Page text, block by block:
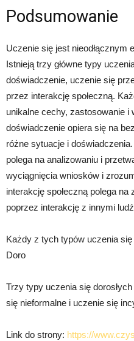
Podsumowanie
Uczenie się jest nieodłącznym
Istnieją trzy główne typy
doświadczenie, uczenie się
przez interakcję społeczną.
unikalne cechy, zastosowanie
doświadczenie opiera się na
różne sytuacje i
polega na analizowaniu i
wyciągnięcia wniosków i
interakcję społeczną polega
poprzez interakcję z innymi
Każdy z tych typów uczenia
Doro
Trzy typy uczenia się
się nieformalne i uczenie się
Link do strony: https://